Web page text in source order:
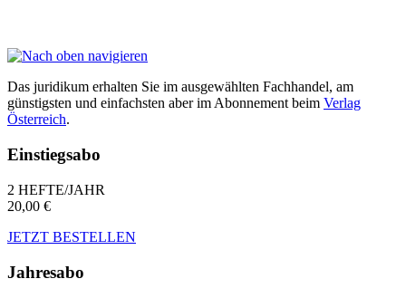
Das juridikum erhalten Sie im ausgewählten Fachhandel, am
günstigsten und einfachsten aber im Abonnement beim Verlag
Österreich.
Einstiegsabo
2 HEFTE/JAHR
20,00 €
JETZT BESTELLEN
Jahresabo